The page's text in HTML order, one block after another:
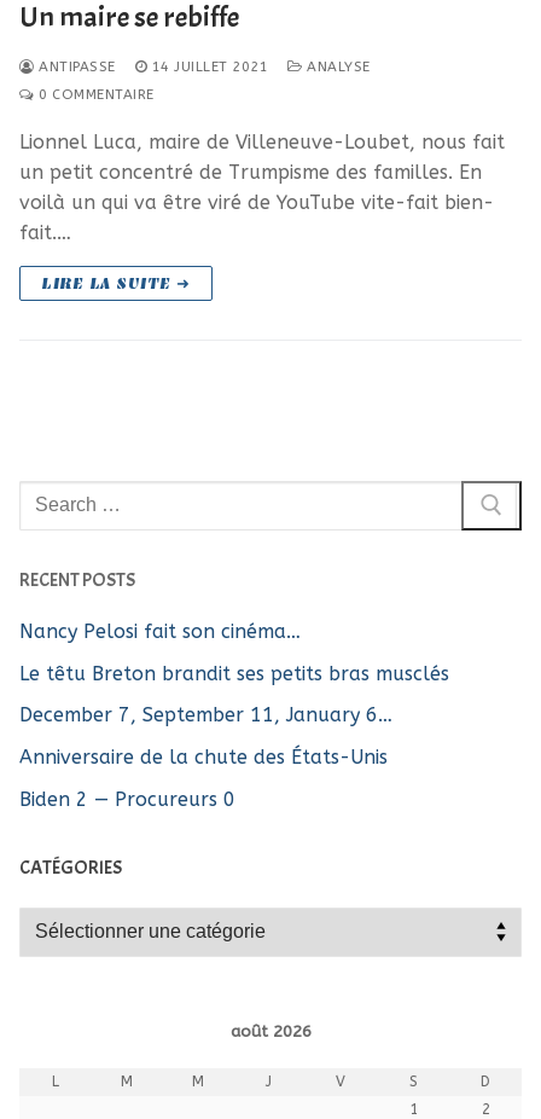
Un maire se rebiffe
ANTIPASSE 14 JUILLET 2021
ANALYSE
0 COMMENTAIRE
Lionnel Luca, maire de Villeneuve-Loubet, nous fait
un petit concentré de Trumpisme des familles. En
voilà un qui va être viré de YouTube vite-fait bien-
fait.…
LIRE LA SUITE ➜
Rechercher
:
RECENT POSTS
Nancy Pelosi fait son cinéma…
Le têtu Breton brandit ses petits bras musclés
December 7, September 11, January 6…
Anniversaire de la chute des États-Unis
Biden 2 — Procureurs 0
CATÉGORIES
Catégories
août 2026
L M M J V S
D
1
2